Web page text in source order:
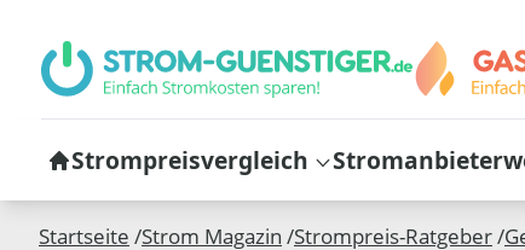
Strompreisvergleich
Startseite /Strom Magazin /Strompreis-Ratgeber/